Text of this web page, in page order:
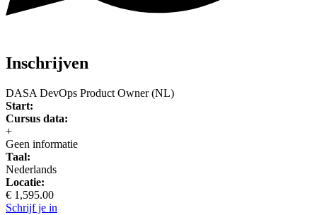
Inschrijven
DASA DevOps Product Owner (NL)
Start:
Cursus data:
+
Geen informatie
Taal:
Nederlands
Locatie:
€ 1,595.00
Schrijf je in